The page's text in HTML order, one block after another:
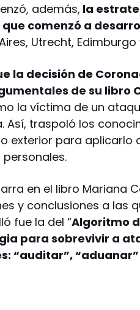
además, la
comenzó a
Utrecht, Edimburgo
la decisión de
de su libro
la víctima de un
Así, traspoló los
exterior para aplicarlo
en el libro Mariana
y conclusiones a las
fue la del “Algoritmo
para sobrevivir a
“auditar”,